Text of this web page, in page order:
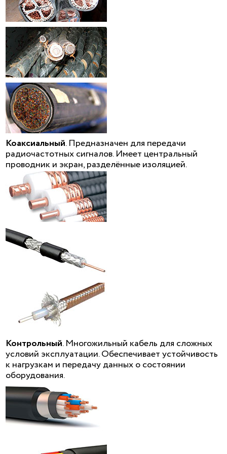
Коаксиальный. Предназначен для передачи
радиочастотных сигналов. Имеет центральный
проводник и экран, разделённые изоляцией.
Контрольный. Многожильный кабель для сложных
условий эксплуатации. Обеспечивает устойчивость
к нагрузкам и передачу данных о состоянии
оборудования.